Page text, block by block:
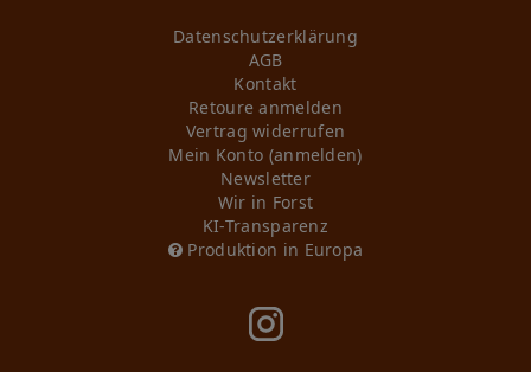
Daten­schutz­erklärung
AGB
Kontakt
Retoure anmelden
Vertrag widerrufen
Mein Konto (anmelden)
Newsletter
Wir in Forst
KI-Transparenz
Produktion in Europa